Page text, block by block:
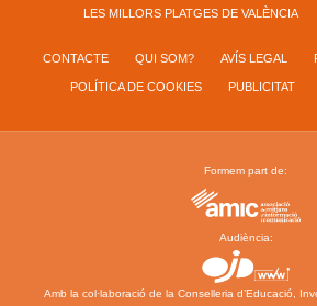
LES MILLORS PLATGES DE VALÈNCIA
CONTACTE QUI SOM? AVÍS LEGAL
POLÍTICA DE COOKIES PUBLICITAT
Formem part de:
Audiència:
Amb la col·laboració de la Conselleria d’Educació,